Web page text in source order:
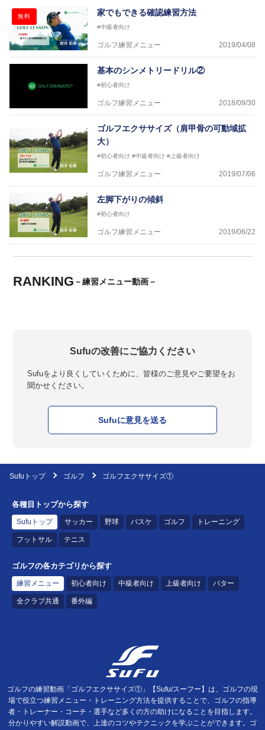
無料 家でもできる確認練習方法
#中級者向け
ゴルフ練習メニュー 2019/04/08
基本のシンメトリードリル②
#初心者向け
ゴルフ練習メニュー 2018/09/30
ゴルフエクササイズ（肩甲骨の可動域拡
大）
#初心者向け #中級者向け #上級者向け
ゴルフ練習メニュー 2019/07/06
左脚下がりの傾斜
#初心者向け
ゴルフ練習メニュー 2019/06/22
RANKING －練習メニュー動画－
Sufuの改善にご協力ください
Sufuをより良くしていくために、皆様のご意見やご要望をお
聞かせください。
Sufuに意見を送る
Sufuトップ ゴルフ ゴルフエクササイズ①
各種目トップから探す
Sufuトップ サッカー 野球 バスケ ゴルフ トレーニング
フットサル テニス
ゴルフの各カテゴリから探す
練習メニュー 初心者向け 中級者向け 上級者向け パター
全クラブ共通 番外編
ゴルフの練習動画「ゴルフエクササイズ①」【Sufu/スーフー】は、ゴルフの現
場で役立つ練習メニュー・トレーニング方法を提供することで、ゴルフの指導
者・トレーナー・コーチ・選手など多くの方の助けになることを目指します。
分かりやすい解説動画で、上達のコツやテクニックを学ぶことができます。ゴ